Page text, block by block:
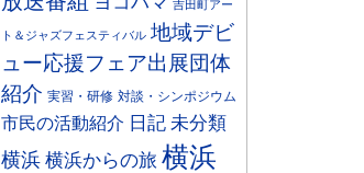
吉田町アー
ト＆ジャズフェスティバル 地域デビ
ュー応援フェア出展団体
紹介 実習・研修 対談・シンポジウム
市民の活動紹介 日記 未分類
横浜 横浜からの旅 横浜